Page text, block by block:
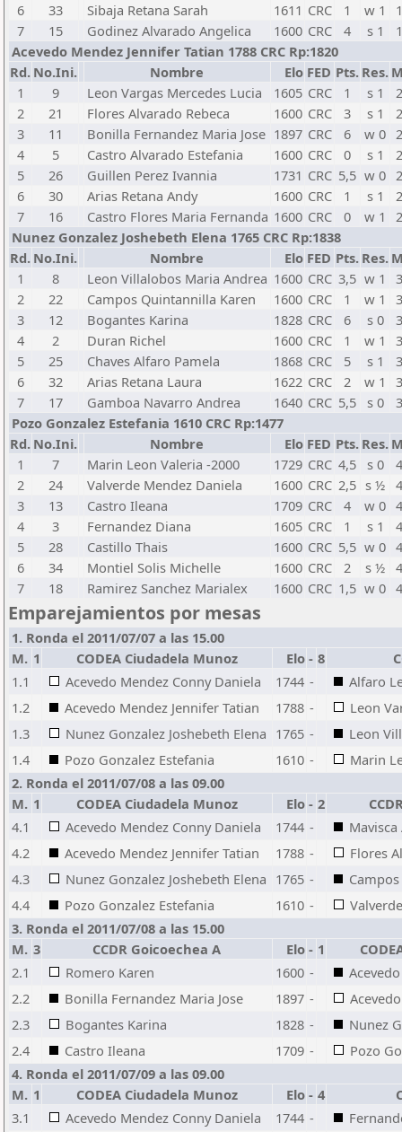
6
33 Sibaja Retana Sarah 1611 CRC 1 w 1
7
15 Godinez Alvarado Angelica 1600 CRC 4 s 1
Acevedo Mendez Jennifer Tatian 1788 CRC Rp:1820
Rd. No.Ini. Nombre Elo FED Pts. Res.
1
9 Leon Vargas Mercedes Lucia 1605 CRC 1 s 1
2
21 Flores Alvarado Rebeca 1600 CRC 3 s 1
3
11 Bonilla Fernandez Maria Jose 1897 CRC 6 w 0
4
5 Castro Alvarado Estefania 1600 CRC 0 s 1
5
26 Guillen Perez Ivannia 1731 CRC 5,5 w 0
6
30 Arias Retana Andy 1600 CRC 1 s 1
7
16 Castro Flores Maria Fernanda 1600 CRC 0 w 1
Nunez Gonzalez Joshebeth Elena 1765 CRC Rp:1838
Rd. No.Ini. Nombre Elo FED Pts. Res.
1
8 Leon Villalobos Maria Andrea 1600 CRC 3,5 w 1
2
22 Campos Quintannilla Karen 1600 CRC 1 w 1
3
12 Bogantes Karina 1828 CRC 6 s 0
4
2 Duran Richel 1600 CRC 1 w 1
5
25 Chaves Alfaro Pamela 1868 CRC 5 s 1
6
32 Arias Retana Laura 1622 CRC 2 w 1
7
17 Gamboa Navarro Andrea 1640 CRC 5,5 s 0
Pozo Gonzalez Estefania 1610 CRC Rp:1477
Rd. No.Ini. Nombre Elo FED Pts. Res.
1
7 Marin Leon Valeria -2000 1729 CRC 4,5 s 0
2
24 Valverde Mendez Daniela 1600 CRC 2,5 s ½
3
13 Castro Ileana 1709 CRC 4 w 0
4
3 Fernandez Diana 1605 CRC 1 s 1
5
28 Castillo Thais 1600 CRC 5,5 w 0
6
34 Montiel Solis Michelle 1600 CRC 2 s ½
7
18 Ramirez Sanchez Marialex 1600 CRC 1,5 w 0
Emparejamientos por mesas
1. Ronda el 2011/07/07 a las 15.00
M. 1 CODEA Ciudadela Munoz Elo - 8
1.1
Acevedo Mendez Conny Daniela 1744 -
Alfaro
1.2
Acevedo Mendez Jennifer Tatian 1788 -
Leon
1.3
Nunez Gonzalez Joshebeth Elena 1765 -
Leon
1.4
Pozo Gonzalez Estefania 1610 -
Marin
2. Ronda el 2011/07/08 a las 09.00
M. 1 CODEA Ciudadela Munoz Elo - 2
4.1
Acevedo Mendez Conny Daniela 1744 -
4.2
Acevedo Mendez Jennifer Tatian 1788 -
Flores
4.3
Nunez Gonzalez Joshebeth Elena 1765 -
4.4
Pozo Gonzalez Estefania 1610 -
3. Ronda el 2011/07/08 a las 15.00
M. 3 CCDR Goicoechea A Elo - 1
2.1
Romero Karen 1600 -
2.2
Bonilla Fernandez Maria Jose 1897 -
2.3
Bogantes Karina 1828 -
Nunez
2.4
Castro Ileana 1709 -
Pozo
4. Ronda el 2011/07/09 a las 09.00
M. 1 CODEA Ciudadela Munoz Elo - 4
3.1
Acevedo Mendez Conny Daniela 1744 -